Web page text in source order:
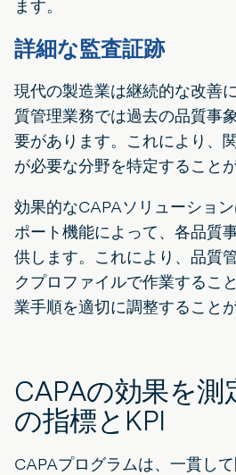
ます。
詳細な監査証跡
現代の製造業は継続的な改善
質管理業務では過去の品質事
要があります。これにより、
が必要な分野を特定すること
効果的なCAPAソリューショ
ポート機能によって、各品質
供します。これにより、品質
クプロファイルで作業するこ
業手順を適切に調整すること
CAPAの効果を測
の指標とKPI
CAPAプログラムは、一貫し